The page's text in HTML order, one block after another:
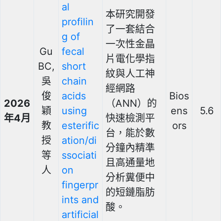
2026
年4月
Gu
BC,
吳
俊
穎
教
授
等
人
al
profilin
g of
fecal
short
chain
acids
using
esterific
ation/di
ssociati
on
fingerpr
ints and
artificial
本研究開發
了一套結合
一次性金晶
片電化學指
紋與人工神
經網路
（ANN）的
快速檢測平
台，能於數
分鐘內精準
且高通量地
分析糞便中
的短鏈脂肪
酸。
Bios
ens
ors
5.6